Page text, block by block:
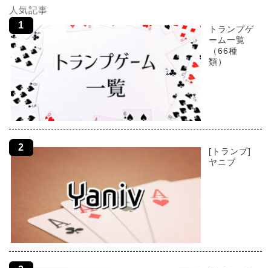
人気記事
トランプゲ
ーム一覧
（66種
類）
[トランプ]
ヤニブ